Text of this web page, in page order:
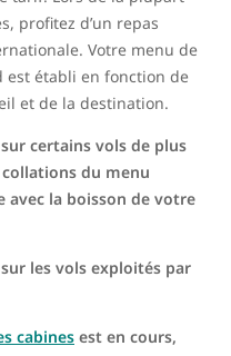
profitez d’un repas
Votre menu de
établi en fonction de
et de la destination.
certains vols de plus
du menu
avec la boisson de votre
les vols exploités par
cabines est en cours,